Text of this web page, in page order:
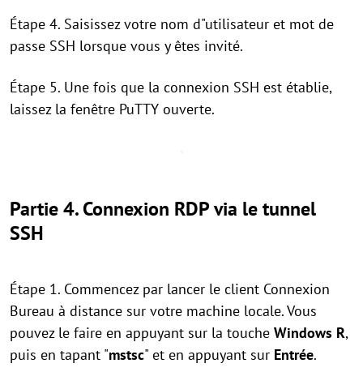
Étape 4. Saisissez votre nom d"utilisateur et mot de
passe SSH lorsque vous y êtes invité.
Étape 5. Une fois que la connexion SSH est établie,
laissez la fenêtre PuTTY ouverte.
Partie 4.Connexion RDP via le tunnel
SSH
Étape 1. Commencez par lancer le client Connexion
Bureau à distance sur votre machine locale. Vous
pouvez le faire en appuyant sur la touche Windows R,
puis en tapant "mstsc" et en appuyant sur Entrée.